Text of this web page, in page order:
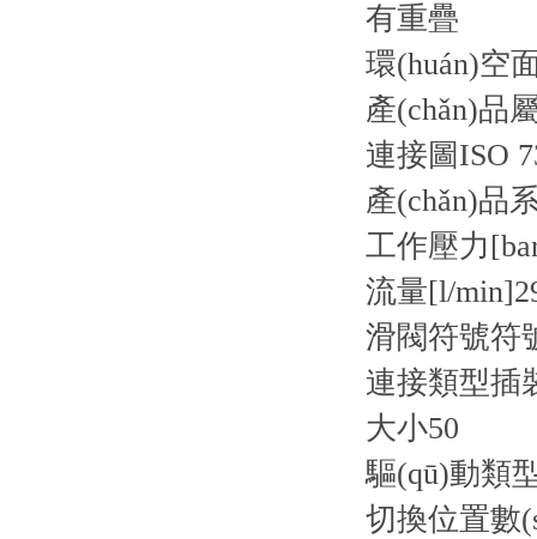
有重疊
環(huán)空
產(chǎn)品
連接圖ISO
產(chǎn)品
工作壓力
流量[l/min]
滑閥符號符
連接類型插
大小50
驅(qū)動類
切換位置數